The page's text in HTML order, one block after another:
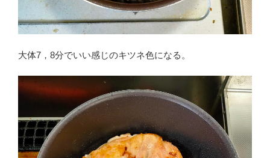
大体7，8分でいい感じのキツネ色になる。